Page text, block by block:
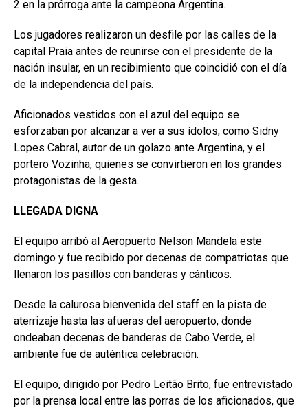
2 en la prórroga ante la campeona Argentina.
Los jugadores realizaron un desfile por las calles de la
capital Praia antes de reunirse con el presidente de la
nación insular, en un recibimiento que coincidió con el día
de la independencia del país.
Aficionados vestidos con el azul del equipo se
esforzaban por alcanzar a ver a sus ídolos, como Sidny
Lopes Cabral, autor de un golazo ante Argentina, y el
portero Vozinha, quienes se convirtieron en los grandes
protagonistas de la gesta.
LLEGADA DIGNA
El equipo arribó al Aeropuerto Nelson Mandela este
domingo y fue recibido por decenas de compatriotas que
llenaron los pasillos con banderas y cánticos.
Desde la calurosa bienvenida del staff en la pista de
aterrizaje hasta las afueras del aeropuerto, donde
ondeaban decenas de banderas de Cabo Verde, el
ambiente fue de auténtica celebración.
El equipo, dirigido por Pedro Leitão Brito, fue entrevistado
por la prensa local entre las porras de los aficionados, que